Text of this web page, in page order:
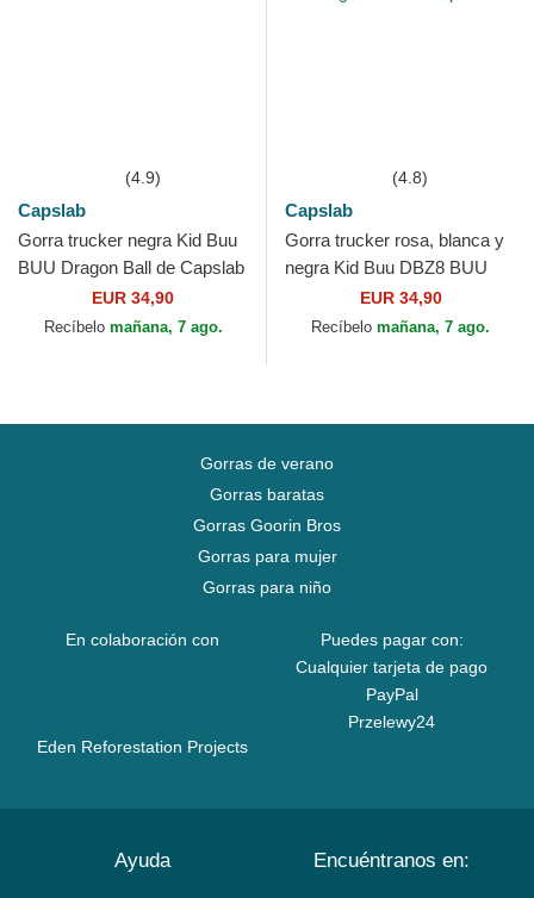
(4.9)
Capslab
Gorra trucker negra Kid Buu
BUU Dragon Ball de Capslab
EUR 34,90
Recíbelo mañana, 7 ago.
(4.8)
Capslab
Gorra trucker rosa, blanca y
negra Kid Buu DBZ8 BUU
Dragon Ball de Capslab
EUR 34,90
Recíbelo mañana, 7 ago.
Gorras de verano
Gorras baratas
Gorras Goorin Bros
Gorras para mujer
Gorras para niño
En colaboración con
Eden Reforestation Projects
Puedes pagar con:
Cualquier tarjeta de pago
PayPal
Przelewy24
Ayuda Encuéntranos en: